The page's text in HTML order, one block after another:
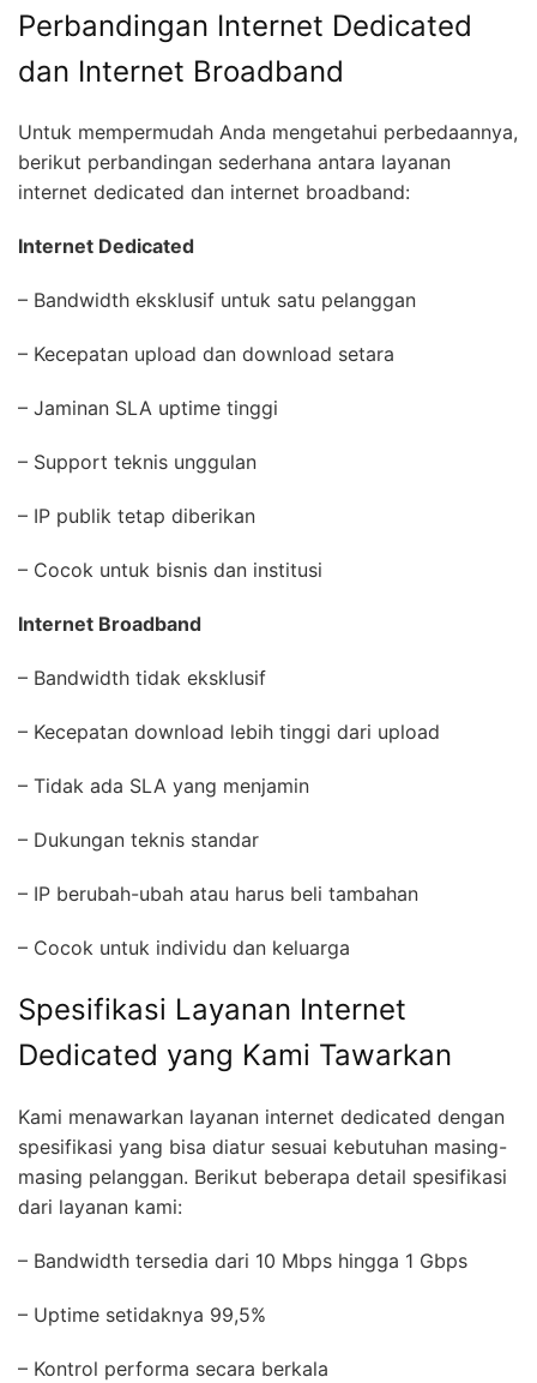
Perbandingan Internet Dedicated
dan Internet Broadband
Untuk mempermudah Anda mengetahui perbedaannya,
berikut perbandingan sederhana antara layanan
internet dedicated dan internet broadband:
Internet Dedicated
– Bandwidth eksklusif untuk satu pelanggan
– Kecepatan upload dan download setara
– Jaminan SLA uptime tinggi
– Support teknis unggulan
– IP publik tetap diberikan
– Cocok untuk bisnis dan institusi
Internet Broadband
– Bandwidth tidak eksklusif
– Kecepatan download lebih tinggi dari upload
– Tidak ada SLA yang menjamin
– Dukungan teknis standar
– IP berubah-ubah atau harus beli tambahan
– Cocok untuk individu dan keluarga
Spesifikasi Layanan Internet
Dedicated yang Kami Tawarkan
Kami menawarkan layanan internet dedicated dengan
spesifikasi yang bisa diatur sesuai kebutuhan masing-
masing pelanggan. Berikut beberapa detail spesifikasi
dari layanan kami:
– Bandwidth tersedia dari 10 Mbps hingga 1 Gbps
– Uptime setidaknya 99,5%
– Kontrol performa secara berkala